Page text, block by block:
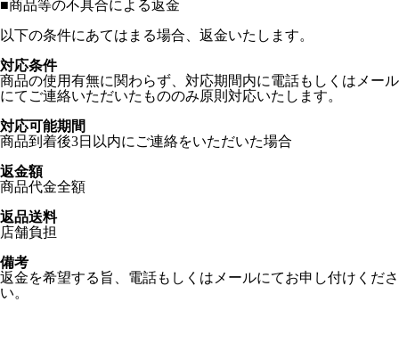
■商品等の不具合による返金
以下の条件にあてはまる場合、返金いたします。
対応条件
商品の使用有無に関わらず、対応期間内に電話もしくはメール
にてご連絡いただいたもののみ原則対応いたします。
対応可能期間
商品到着後3日以内にご連絡をいただいた場合
返金額
商品代金全額
返品送料
店舗負担
備考
返金を希望する旨、電話もしくはメールにてお申し付けくださ
い。